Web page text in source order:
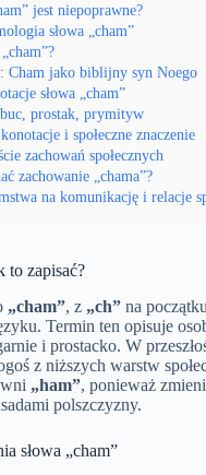
jest niepoprawne?
słowa „cham”
Cham jako biblijny syn Noego
słowa „cham”
prostak, prymityw
i społeczne znaczenie
zachowań społecznych
zachowanie „chama”?
na komunikację i relacje
to zapisać?
„cham”, z „ch” na
Termin ten opisuje
i prostacko. W
z niższych warstw
„ham”, ponieważ
polszczyzny.
słowa „cham”